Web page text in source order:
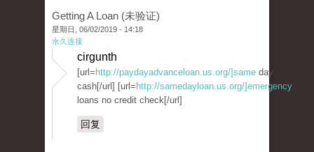
Getting A Loan (未验证)
星期日, 06/02/2019 - 14:18
永久连接
cirgunth
[url= http://paydayadvanceloan.us.org/]same day
cash[/url] [url= http://samedayloan.us.org/]emergency
loans no credit check[/url]
回复